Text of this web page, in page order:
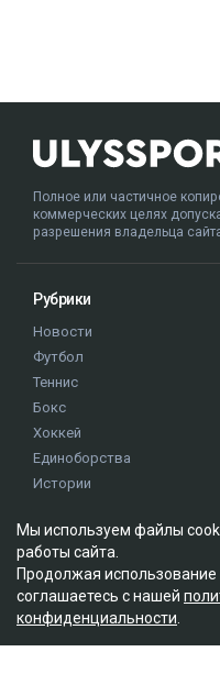
Полное или частичное
коммерческих целях
разрешения владельца
Рубрики
Новости
Футбол
Теннис
Бокс
Хоккей
Единоборства
Истории
Редакция
О проекте
Правила сайта
Мы используем файлы
работы сайта.
Продолжая использование
соглашаетесь с нашей
конфиденциальности